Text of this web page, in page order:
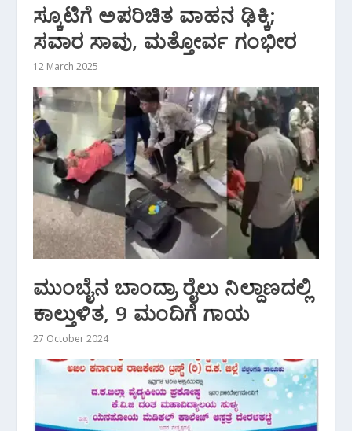
ಸ್ಕೂಟಿಗೆ ಅಪರಿಚಿತ ವಾಹನ ಢಿಕ್ಕಿ;
ಸವಾರ ಸಾವು, ಮತ್ತೋರ್ವ ಗಂಭೀರ
12 March 2025
ಮುಂಬೈನ ಬಾಂದ್ರಾ ರೈಲು ನಿಲ್ದಾಣದಲ್ಲಿ
ಕಾಲ್ತುಳಿತ, 9 ಮಂದಿಗೆ ಗಾಯ
27 October 2024